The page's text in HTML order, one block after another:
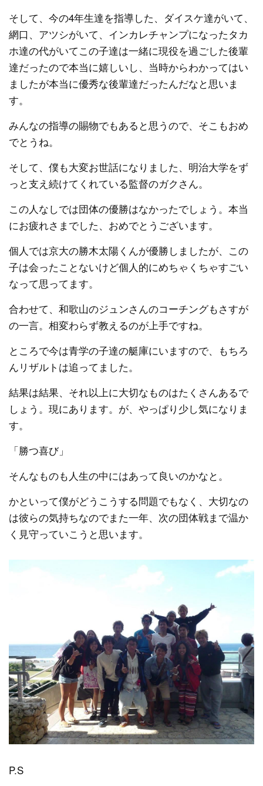
そして、今の4年生達を指導した、ダイスケ達がいて、
網口、アツシがいて、インカレチャンプになったタカ
ホ達の代がいてこの子達は一緒に現役を過ごした後輩
達だったので本当に嬉しいし、当時からわかってはい
ましたが本当に優秀な後輩達だったんだなと思いま
す。
みんなの指導の賜物でもあると思うので、そこもおめ
でとうね。
そして、僕も大変お世話になりました、明治大学をず
っと支え続けてくれている監督のガクさん。
この人なしでは団体の優勝はなかったでしょう。本当
にお疲れさまでした、おめでとうございます。
個人では京大の勝木太陽くんが優勝しましたが、この
子は会ったことないけど個人的にめちゃくちゃすごい
なって思ってます。
合わせて、和歌山のジュンさんのコーチングもさすが
の一言。相変わらず教えるのが上手ですね。
ところで今は青学の子達の艇庫にいますので、もちろ
んリザルトは追ってました。
結果は結果、それ以上に大切なものはたくさんあるで
しょう。現にあります。が、やっぱり少し気になりま
す。
「勝つ喜び」
そんなものも人生の中にはあって良いのかなと。
かといって僕がどうこうする問題でもなく、大切なの
は彼らの気持ちなのでまた一年、次の団体戦まで温か
く見守っていこうと思います。
P.S